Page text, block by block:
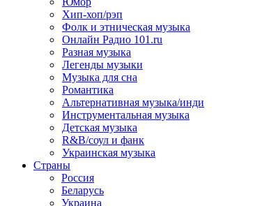
Хип-хоп/рэп
Фолк и этническая музыка
Онлайн Радио 101.ru
Разная музыка
Легенды музыки
Музыка для сна
Романтика
Альтернативная музыка/инди
Инструментальная музыка
Детская музыка
R&B/cоул и фанк
Украинская музыка
Страны
Россия
Беларусь
Украина